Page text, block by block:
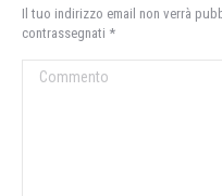
Il tuo indirizzo email non verrà
contrassegnati *
Commento